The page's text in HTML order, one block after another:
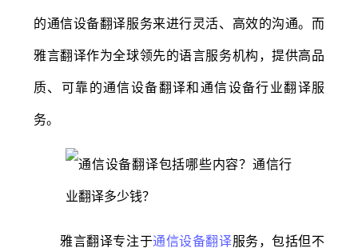
的通信设备翻译服务来进行灵活、高效的沟通。而
雅言翻译作为全球领先的语言服务机构，提供高品
质、可靠的通信设备翻译和通信设备行业翻译服
务。
雅言翻译专注于通信设备翻译服务，包括但不